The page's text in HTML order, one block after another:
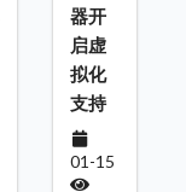
器开
启虚
拟化
支持
01-15